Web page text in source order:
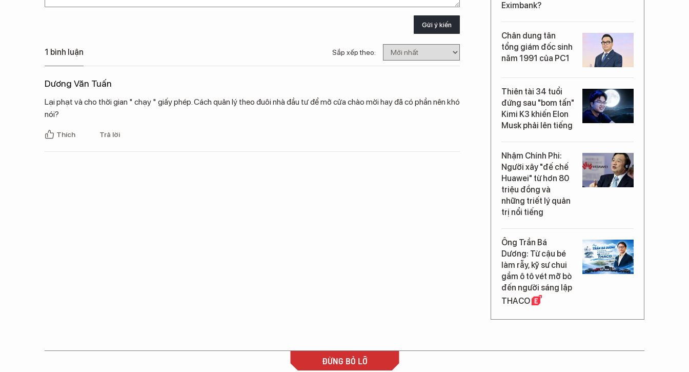
Gửi ý kiến
1 bình luận Sắp xếp theo:
Dương Văn Tuấn
Lại phạt và cho thời gian " chạy " giấy phép. Cách quản lý theo đuôi nhà đầu tư để mở cửa chào mời hay đã có phần nên khó
nói?
Thích Trả lời
Eximbank?
Chân dung tân
tổng giám đốc sinh
năm 1991 của PC1
Thiên tài 34 tuổi
đứng sau "bom tấn"
Kimi K3 khiến Elon
Musk phải lên tiếng
Nhậm Chính Phi:
Người xây "đế chế
Huawei" từ hơn 80
triệu đồng và
những triết lý quản
trị nổi tiếng
Ông Trần Bá
Dương: Từ cậu bé
làm rẫy, kỹ sư chui
gầm ô tô vét mỡ bò
đến người sáng lập
THACO
ĐỪNG BỎ LỠ